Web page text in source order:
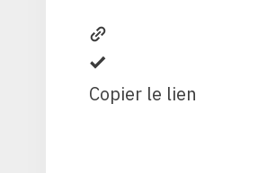
Copier le lien